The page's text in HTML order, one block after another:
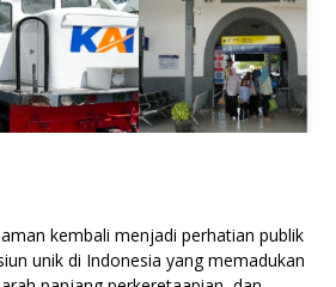
kembali menjadi perhatian publik
unik di Indonesia yang memadukan